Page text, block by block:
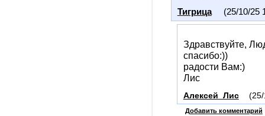
Тигрица (25/10/25
Здравствуйте,
спасибо:))
радости Вам:)
Лис
Алексей_Лис
Добавить комментарий